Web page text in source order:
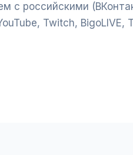
с российскими
Twitch, BigoLIVE,